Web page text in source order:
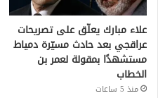
علاء مبارك يعلّق على تصريحات
عراقجي بعد حادث مسيّرة دمياط
مستشهدًا بمقولة لعمر بن
الخطاب
منذ 5 ساعات